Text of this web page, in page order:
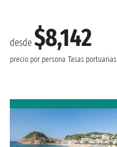
desde $8,142
precio por persona Tasas portuarias